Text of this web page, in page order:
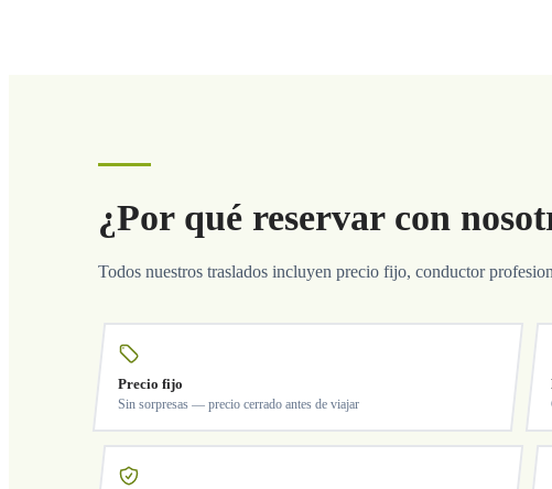
¿Por qué reservar con
Todos nuestros traslados incluyen precio fijo, conductor
Precio fijo
Sin sorpresas — precio cerrado antes de viajar